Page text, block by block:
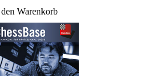
Warenkorb